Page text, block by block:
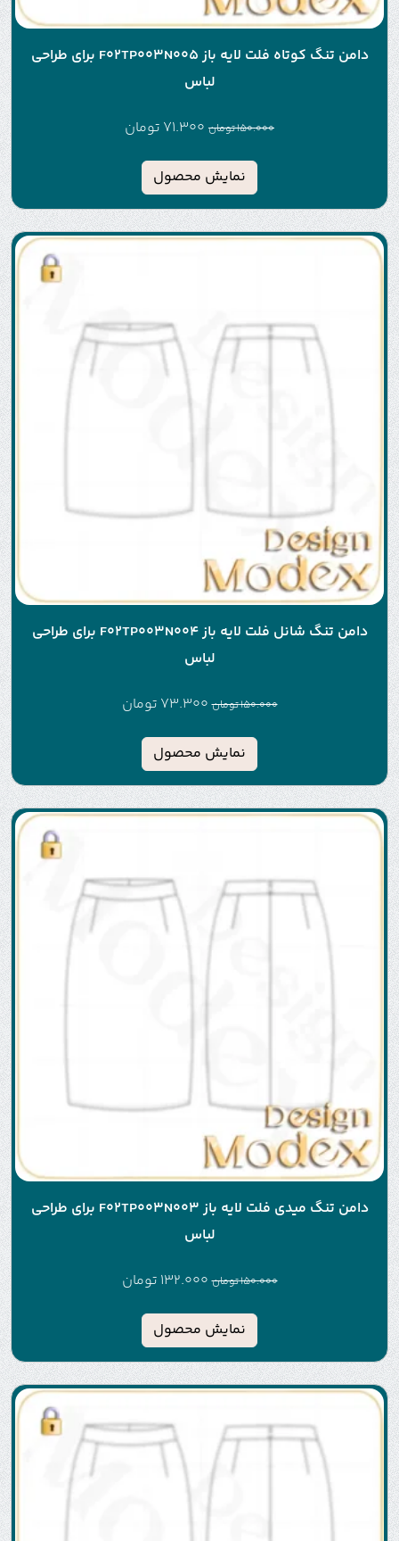
دامن تنگ کوتاه فلت لایه باز F02TP003N005 برای طراحی
لباس
150.000تومان 71.300 تومان
نمایش محصول
دامن تنگ شانل فلت لایه باز F02TP003N004 برای طراحی
لباس
150.000تومان 73.300 تومان
نمایش محصول
دامن تنگ میدی فلت لایه باز F02TP003N003 برای طراحی
لباس
150.000تومان 132.000 تومان
نمایش محصول